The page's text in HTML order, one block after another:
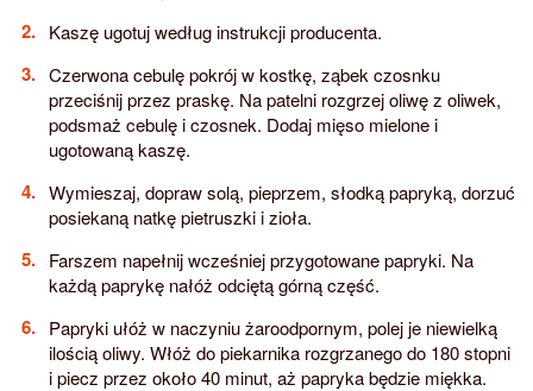
Kaszę ugotuj według instrukcji producenta.
Czerwona cebulę pokrój w kostkę, ząbek czosnku
przeciśnij przez praskę. Na patelni rozgrzej oliwę z oliwek,
podsmaż cebulę i czosnek. Dodaj mięso mielone i
ugotowaną kaszę.
Wymieszaj, dopraw solą, pieprzem, słodką papryką, dorzuć
posiekaną natkę pietruszki i zioła.
Farszem napełnij wcześniej przygotowane papryki. Na
każdą paprykę nałóż odciętą górną część.
Papryki ułóż w naczyniu żaroodpornym, polej je niewielką
ilością oliwy. Włóż do piekarnika rozgrzanego do 180 stopni
i piecz przez około 40 minut, aż papryka będzie miękka.